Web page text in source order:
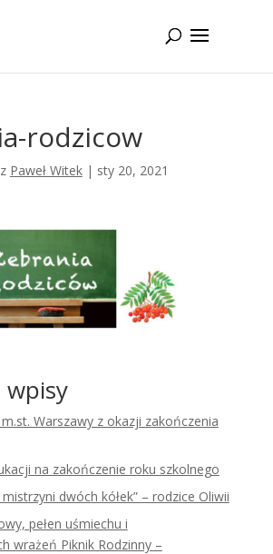
rodzicow
Paweł Witek| sty 20, 2021
Warszawy z okazji zakończenia
na zakończenie roku szkolnego
dwóch kółek” – rodzice Oliwii
pełen uśmiechu i
wrażeń Piknik Rodzinny –